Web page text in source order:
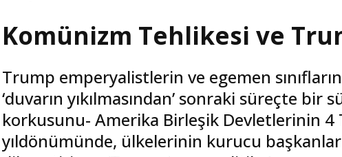
Komünizm Tehlikesi ve
Trump emperyalistlerin ve egemen
‘duvarın yıkılmasından’ sonraki süreçte bir
korkusunu- Amerika Birleşik Devletlerinin 4
yıldönümünde, ülkelerinin kurucu